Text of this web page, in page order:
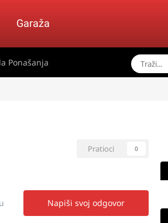
Garaža
Ponašanja
Pratioci 0
Napiši svoj odgovor